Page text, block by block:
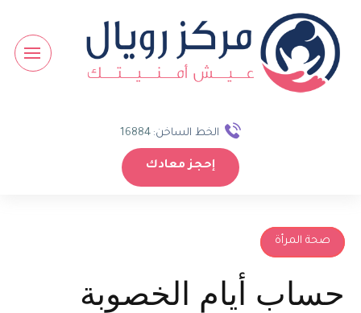
الخط الساخن: 16884
إحجز معادك
صحة المرأة
حساب أيام الخصوبة